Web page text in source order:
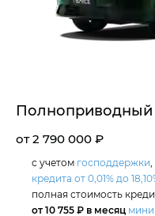
Полноприводный
от 2 790 000 ₽
с учетом господдержки
кредита от 0,01% до
полная стоимость
от 10 755 ₽ в месяц